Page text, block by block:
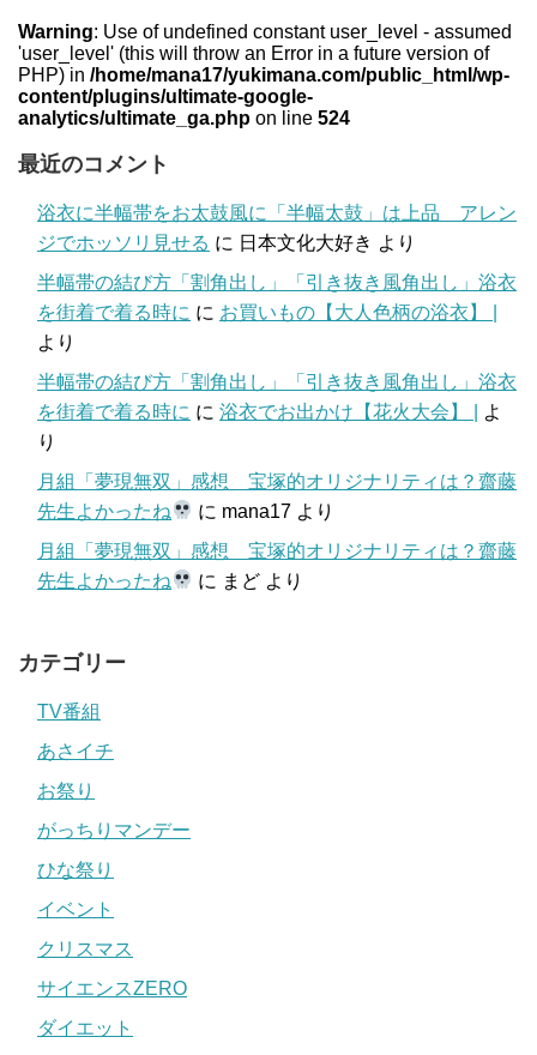
Warning: Use of undefined constant user_level - assumed
'user_level' (this will throw an Error in a future version of
PHP) in /home/mana17/yukimana.com/public_html/wp-
content/plugins/ultimate-google-
analytics/ultimate_ga.php on line 524
最近のコメント
浴衣に半幅帯をお太鼓風に「半幅太鼓」は上品 アレン
ジでホッソリ見せる に 日本文化大好き より
半幅帯の結び方「割角出し」「引き抜き風角出し」浴衣
を街着で着る時に に お買いもの【大人色柄の浴衣】 |
より
半幅帯の結び方「割角出し」「引き抜き風角出し」浴衣
を街着で着る時に に 浴衣でお出かけ【花火大会】 |
よ
り
月組「夢現無双」感想 宝塚的オリジナリティは？齋藤
先生よかったね
に mana17 より
月組「夢現無双」感想 宝塚的オリジナリティは？齋藤
先生よかったね
に まど より
カテゴリー
TV番組
あさイチ
お祭り
がっちりマンデー
ひな祭り
イベント
クリスマス
サイエンスZERO
ダイエット